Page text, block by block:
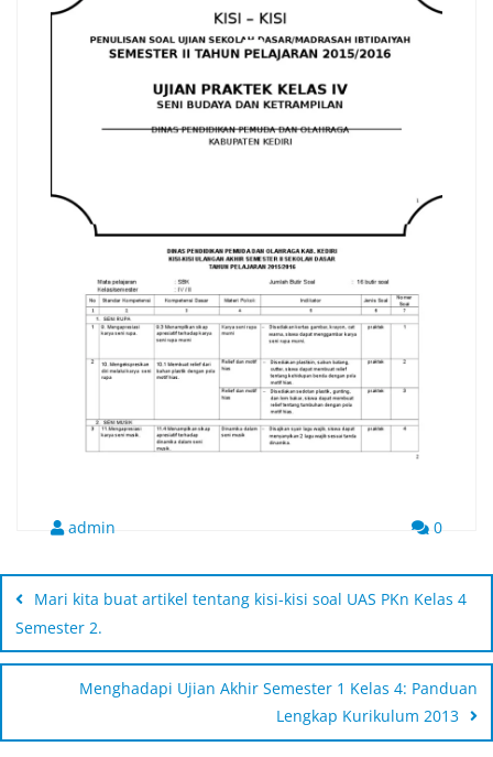
admin 0
Mari kita buat artikel tentang kisi-kisi soal UAS PKn Kelas 4
Semester 2.
Menghadapi Ujian Akhir Semester 1 Kelas 4: Panduan
Lengkap Kurikulum 2013